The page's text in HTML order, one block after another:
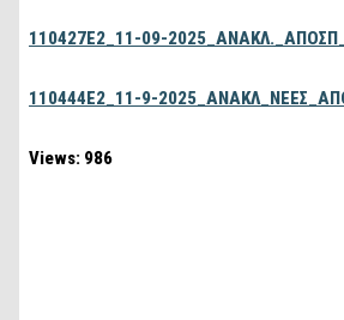
110427E2_11-09-
110444Ε2_11-9-
Views: 986